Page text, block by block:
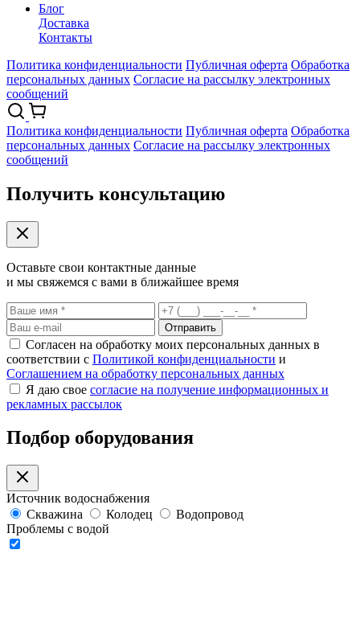
Блог
Доставка
Контакты
Политика конфиденциальности Публичная оферта Обработка
персональных данных Согласие на рассылку электронных
сообщений
Политика конфиденциальности Публичная оферта Обработка
персональных данных Согласие на рассылку электронных
сообщений
Получить консультацию
Оставьте свои контактные данные
и мы свяжемся с вами в ближайшее время
Отправить
Согласен на обработку моих персональных данных в
соответствии с Политикой конфиденциальности и
Соглашением на обработку персональных данных
Я даю свое согласие на получение информационных и
рекламных рассылок
Подбор оборудования
Источник водоснабжения
Скважина
Колодец
Водопровод
Проблемы с водой